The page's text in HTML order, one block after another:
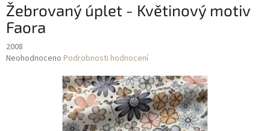
Žebrovaný úplet - Květinový motiv
Faora
2008
Průměrné
Neohodnoceno Podrobnosti hodnocení